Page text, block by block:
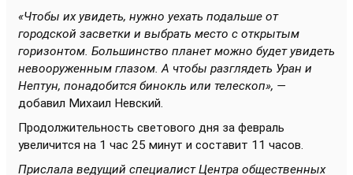
«Чтобы их увидеть, нужно уехать подальше от
городской засветки и выбрать место с открытым
горизонтом. Большинство планет можно будет увидеть
невооруженным глазом. А чтобы разглядеть Уран и
Нептун, понадобится бинокль или телескоп», —
добавил Михаил Невский.
Продолжительность светового дня за февраль
увеличится на 1 час 25 минут и составит 11 часов.
Прислала ведущий специалист Центра общественных